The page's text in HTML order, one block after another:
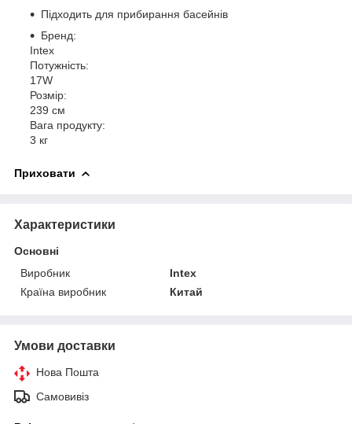
Підходить для прибирання басейнів
Бренд:
Intex
Потужність:
17W
Розмір:
239 см
Вага продукту:
3 кг
Приховати
Характеристики
Основні
Виробник
Intex
Країна виробник
Китай
Умови доставки
Нова Пошта
Самовивіз